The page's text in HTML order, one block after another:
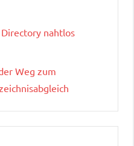
nahtlos
Weg zum